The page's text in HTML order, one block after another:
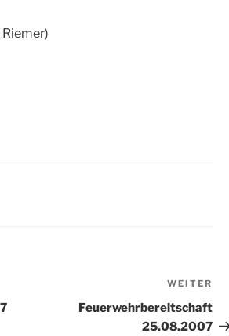
WEITER
Feuerwehrbereitschaft
25.08.2007